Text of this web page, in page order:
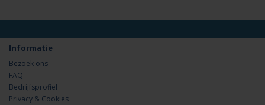
Informatie
Bezoek ons
FAQ
Bedrijfsprofiel
Privacy & Cookies